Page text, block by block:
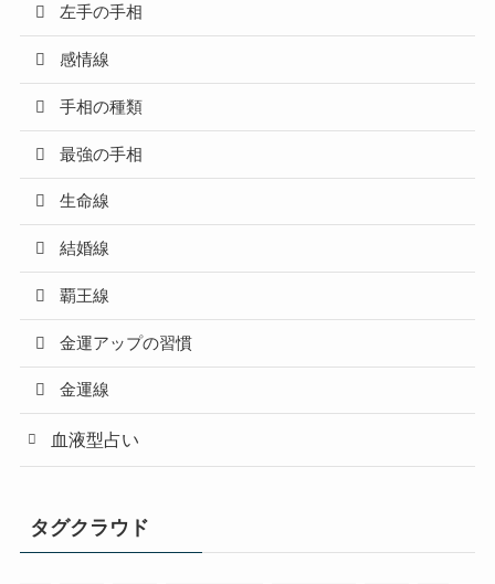
左手の手相
感情線
手相の種類
最強の手相
生命線
結婚線
覇王線
金運アップの習慣
金運線
血液型占い
タグクラウド